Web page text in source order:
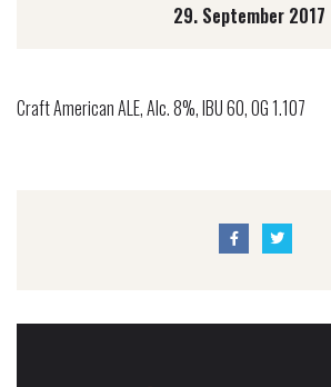
29. September 2017
Craft American ALE, Alc. 8%, IBU 60, OG 1.107